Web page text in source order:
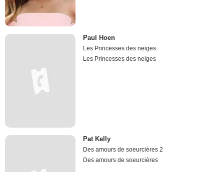
Paul Hoen
Les Princesses des neiges
Les Princesses des neiges
Pat Kelly
Des amours de soeurcières 2
Des amours de soeurcières